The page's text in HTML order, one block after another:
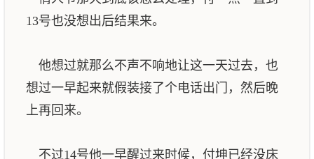
13号也没想出后结果来。
他想过就那么不声不响地让这一天过去，也
想过一早起来就假装接了个电话出门，然后晚
上再回来。
不过14号他一早醒过来时候，付坤已经没床